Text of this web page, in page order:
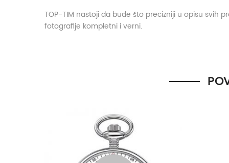
TOP-TIM nastoji da bude što precizniji u opisu svih
fotografije kompletni i verni.
Prečnik kućišta